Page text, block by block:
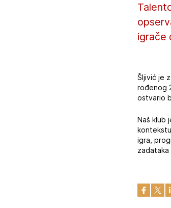
igrače
Šljivić je
rođenog
ostvario
Naš klub
igra,
zadataka